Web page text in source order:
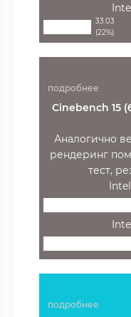
33.03
(22%)
подробнее
Cinebench 15
Аналогично
рендеринг
тест,
подробнее